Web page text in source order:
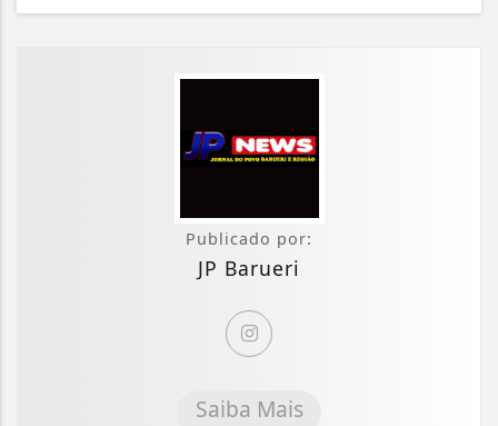
Publicado por:
JP Barueri
Saiba Mais